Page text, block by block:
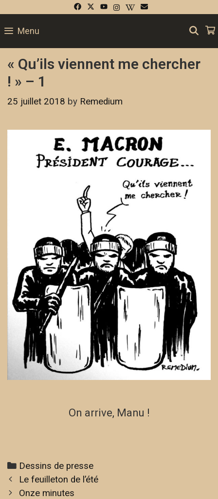
Menu
« Qu’ils viennent me chercher
! » – 1
25 juillet 2018 by Remedium
On arrive, Manu !
Dessins de presse
Le feuilleton de l’été
Onze minutes